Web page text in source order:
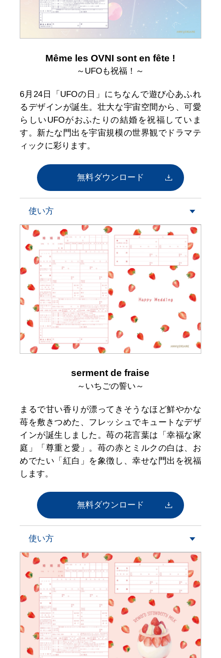
Même les OVNI sont en fête !
～UFOも祝福！～
6月24日「UFOの日」にちなんで遊び心あふれ
るデザインが誕生。壮大な宇宙空間から、可愛
らしいUFOがおふたりの結婚を祝福していま
す。新たな門出を宇宙規模の世界観でドラマテ
ィックに彩ります。
無料ダウンロード
使い方
serment de fraise
～いちごの誓い～
まるで甘い香りが漂ってきそうなほど鮮やかな
苺を敷きつめた、フレッシュでキュートなデザ
インが誕生しました。苺の花言葉は「幸福な家
庭」「尊重と愛」。苺の赤とミルクの白は、お
めでたい「紅白」を象徴し、幸せな門出を祝福
します。
無料ダウンロード
使い方